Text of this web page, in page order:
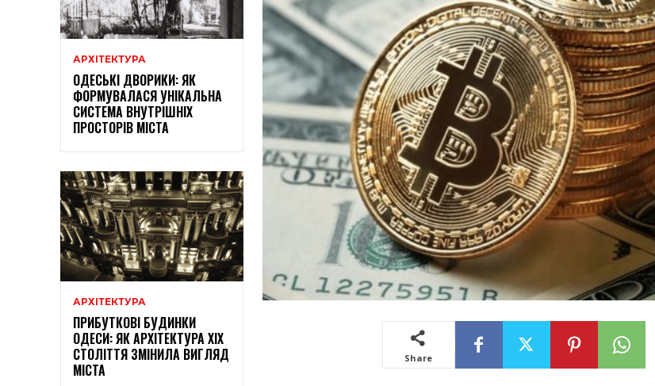
АРХІТЕКТУРА
ОДЕСЬКІ ДВОРИКИ: ЯК
ФОРМУВАЛАСЯ УНІКАЛЬНА
СИСТЕМА ВНУТРІШНІХ
ПРОСТОРІВ МІСТА
АРХІТЕКТУРА
ПРИБУТКОВІ БУДИНКИ
ОДЕСИ: ЯК АРХІТЕКТУРА XIX
СТОЛІТТЯ ЗМІНИЛА ВИГЛЯД
МІСТА
Share